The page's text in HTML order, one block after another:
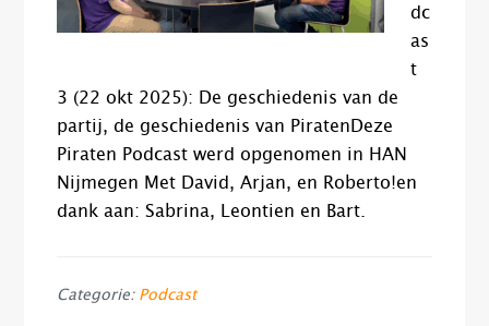
dc
as
t
3 (22 okt 2025): De geschiedenis van de
partij, de geschiedenis van PiratenDeze
Piraten Podcast werd opgenomen in HAN
Nijmegen Met David, Arjan, en Roberto!en
dank aan: Sabrina, Leontien en Bart.
Categorie: Podcast